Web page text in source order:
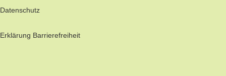
Datenschutz
Erklärung Barrierefreiheit